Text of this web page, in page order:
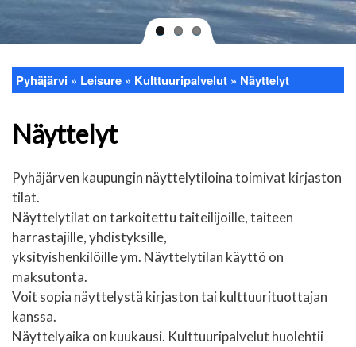
Breadcrumb
Pyhäjärvi Leisure Kulttuuripalvelut Näyttelyt
Näyttelyt
Pyhäjärven kaupungin näyttelytiloinatoimivat kirjaston
tilat.
Näyttelytilat on tarkoitettu taiteilijoille, taiteen
harrastajille, yhdistyksille,
yksityishenkilöille ym. Näyttelytilan käyttö on
maksutonta.
Voit sopia näyttelystä kirjaston tai kulttuurituottajan
kanssa.
Näyttelyaika on kuukausi. Kulttuuripalvelut huolehtii